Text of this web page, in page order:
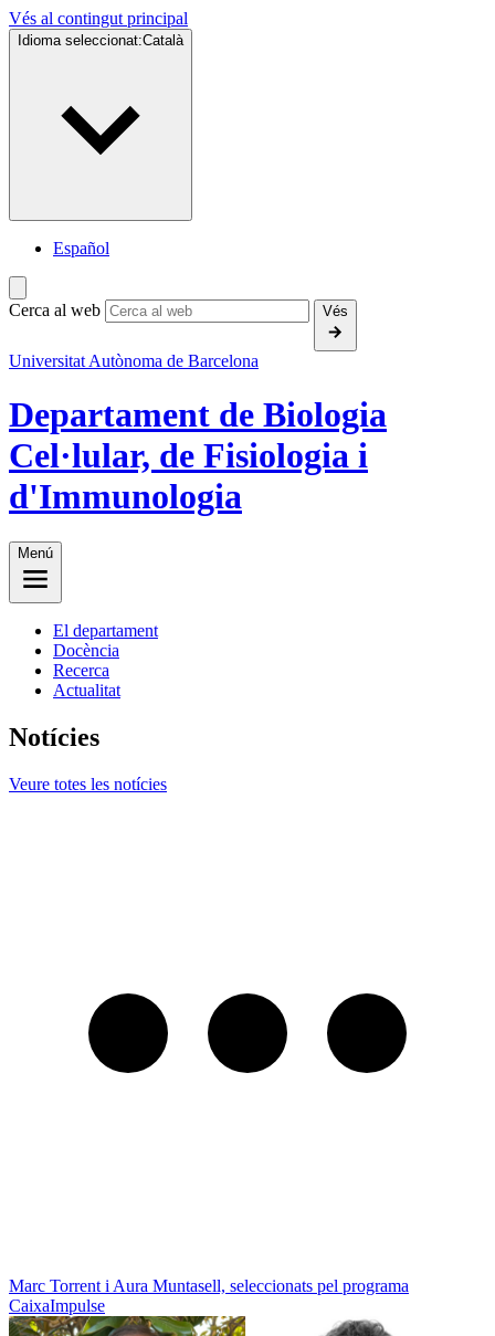
Vés al contingut principal
Idioma seleccionat:Català
Español
Cerca al web Vés
Universitat Autònoma de Barcelona
Departament de Biologia
Cel·lular, de Fisiologia i
d'Immunologia
Menú
El departament
Docència
Recerca
Actualitat
Notícies
Veure totes les notícies
Marc Torrent i Aura Muntasell, seleccionats pel programa
CaixaImpulse